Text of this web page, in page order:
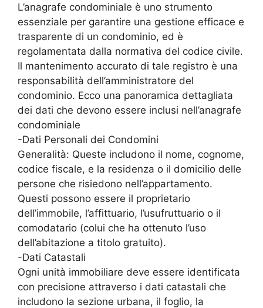
L’anagrafe condominiale è uno strumento
essenziale per garantire una gestione efficace e
trasparente di un condominio, ed è
regolamentata dalla normativa del codice civile.
Il mantenimento accurato di tale registro è una
responsabilità dell’amministratore del
condominio. Ecco una panoramica dettagliata
dei dati che devono essere inclusi nell’anagrafe
condominiale
-Dati Personali dei Condomini
Generalità: Queste includono il nome, cognome,
codice fiscale, e la residenza o il domicilio delle
persone che risiedono nell’appartamento.
Questi possono essere il proprietario
dell’immobile, l’affittuario, l’usufruttuario o il
comodatario (colui che ha ottenuto l’uso
dell’abitazione a titolo gratuito).
-Dati Catastali
Ogni unità immobiliare deve essere identificata
con precisione attraverso i dati catastali che
includono la sezione urbana, il foglio, la